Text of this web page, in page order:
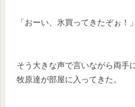
「おーい、氷買ってきたぞぉ！」
そう大きな声で言いながら両手
牧原達が部屋に入ってきた。